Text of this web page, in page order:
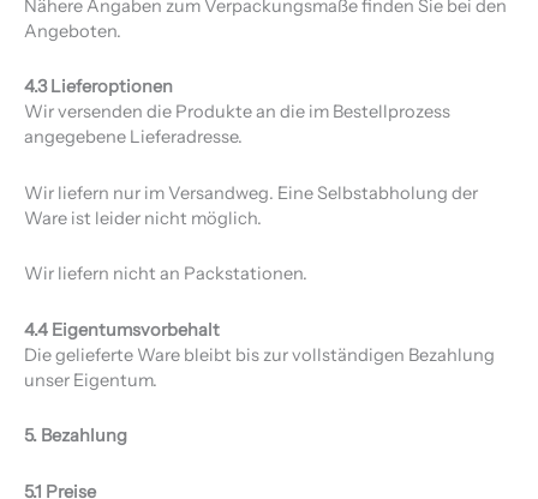
Nähere Angaben zum Verpackungsmaße finden Sie bei den
Angeboten.
4.3 Lieferoptionen
Wir versenden die Produkte an die im Bestellprozess
angegebene Lieferadresse.
Wir liefern nur im Versandweg. Eine Selbstabholung der
Ware ist leider nicht möglich.
Wir liefern nicht an Packstationen.
4.4 Eigentumsvorbehalt
Die gelieferte Ware bleibt bis zur vollständigen Bezahlung
unser Eigentum.
5. Bezahlung
5.1 Preise